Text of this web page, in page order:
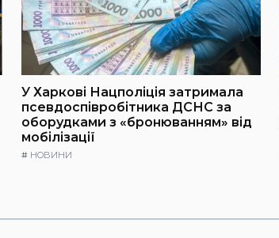
У Харкові Нацполіція затримала
псевдоспівробітника ДСНС за
оборудками з «бронюванням» від
мобілізації
# НОВИНИ